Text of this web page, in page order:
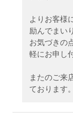
よりお客様
励んでまい
お気づきの
軽にお申し
またのご来
ております。